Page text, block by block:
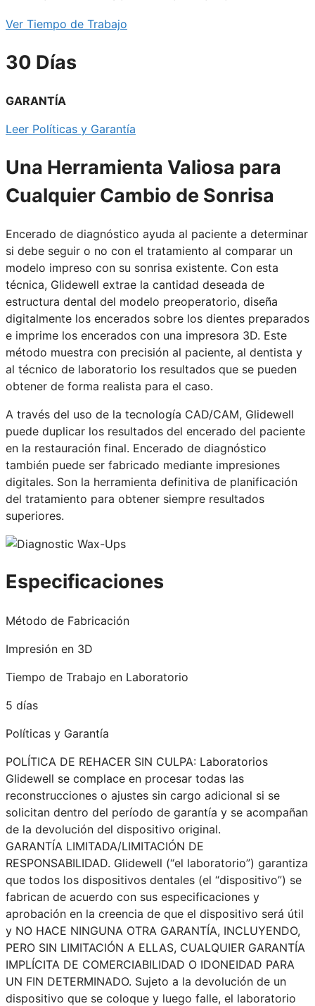
Ver Tiempo de Trabajo
30 Días
GARANTÍA
Leer Políticas y Garantía
Una Herramienta Valiosa para
Cualquier Cambio de Sonrisa
Encerado de diagnóstico ayuda al paciente a determinar
si debe seguir o no con el tratamiento al comparar un
modelo impreso con su sonrisa existente. Con esta
técnica, Glidewell extrae la cantidad deseada de
estructura dental del modelo preoperatorio, diseña
digitalmente los encerados sobre los dientes preparados
e imprime los encerados con una impresora 3D. Este
método muestra con precisión al paciente, al dentista y
al técnico de laboratorio los resultados que se pueden
obtener de forma realista para el caso.
A través del uso de la tecnología CAD/CAM, Glidewell
puede duplicar los resultados del encerado del paciente
en la restauración final. Encerado de diagnóstico
también puede ser fabricado mediante impresiones
digitales. Son la herramienta definitiva de planificación
del tratamiento para obtener siempre resultados
superiores.
Especificaciones
Método de Fabricación
Impresión en 3D
Tiempo de Trabajo en Laboratorio
5 días
Políticas y Garantía
POLÍTICA DE REHACER SIN CULPA: Laboratorios
Glidewell se complace en procesar todas las
reconstrucciones o ajustes sin cargo adicional si se
solicitan dentro del período de garantía y se acompañan
de la devolución del dispositivo original.
GARANTÍA LIMITADA/LIMITACIÓN DE
RESPONSABILIDAD. Glidewell (“el laboratorio”) garantiza
que todos los dispositivos dentales (el “dispositivo”) se
fabrican de acuerdo con sus especificaciones y
aprobación en la creencia de que el dispositivo será útil
y NO HACE NINGUNA OTRA GARANTÍA, INCLUYENDO,
PERO SIN LIMITACIÓN A ELLAS, CUALQUIER GARANTÍA
IMPLÍCITA DE COMERCIABILIDAD O IDONEIDAD PARA
UN FIN DETERMINADO. Sujeto a la devolución de un
dispositivo que se coloque y luego falle, el laboratorio